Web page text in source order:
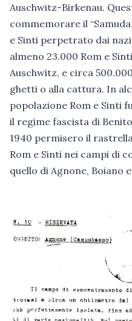
Auschwitz-Birkenau.
commemorare il
e Sinti perpetrato dai
almeno 23.000 Rom e
Auschwitz, e circa
ghetti o alla cattura. In
popolazione Rom e Sinti
il regime fascista di
1940 permisero il
Rom e Sinti nei campi di
quello di Agnone, Boiano